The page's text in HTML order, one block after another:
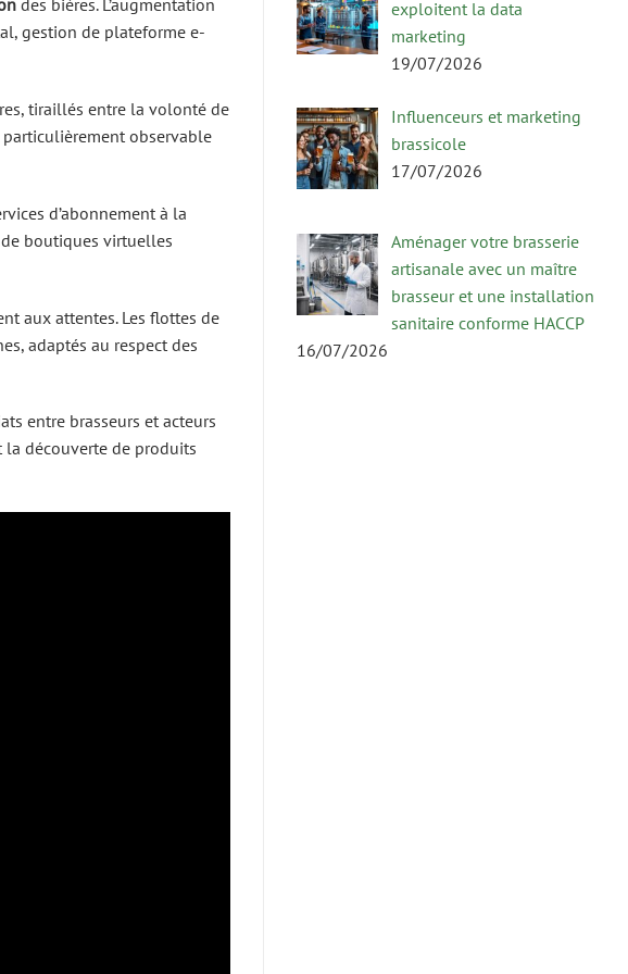
des bières. L’augmentation
gestion de plateforme e-
tiraillés entre la volonté de
particulièrement observable
d’abonnement à la
boutiques virtuelles
aux attentes. Les flottes de
adaptés au respect des
entre brasseurs et acteurs
découverte de produits
exploitent la data
marketing
19/07/2026
Influenceurs et marketing
brassicole
17/07/2026
Aménager votre brasserie
artisanale avec un maître
brasseur et une installation
sanitaire conforme HACCP
16/07/2026